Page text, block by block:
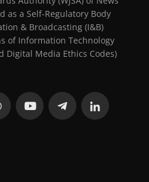
as a Self-Regulatory Body
& Broadcasting (I&B)
of Information Technology
Digital Media Ethics Codes)